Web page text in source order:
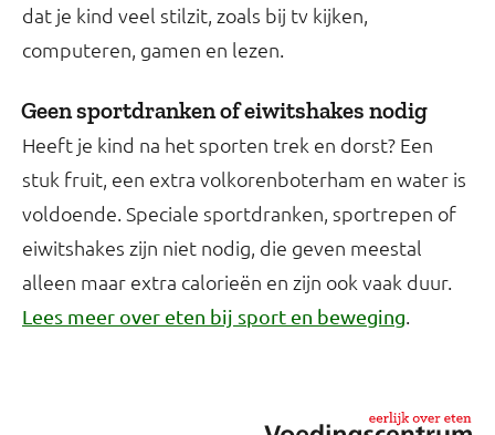
dat je kind veel stilzit, zoals bij tv kijken,
computeren, gamen en lezen.
Geen sportdranken of eiwitshakes nodig
Heeft je kind na het sporten trek en dorst? Een
stuk fruit, een extra volkorenboterham en water is
voldoende. Speciale sportdranken, sportrepen of
eiwitshakes zijn niet nodig, die geven meestal
alleen maar extra calorieën en zijn ook vaak duur.
Lees meer over eten bij sport en beweging.